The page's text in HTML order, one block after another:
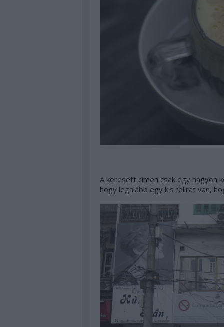
A keresett címen csak egy nagyon
hogy legalább egy kis felirat van,